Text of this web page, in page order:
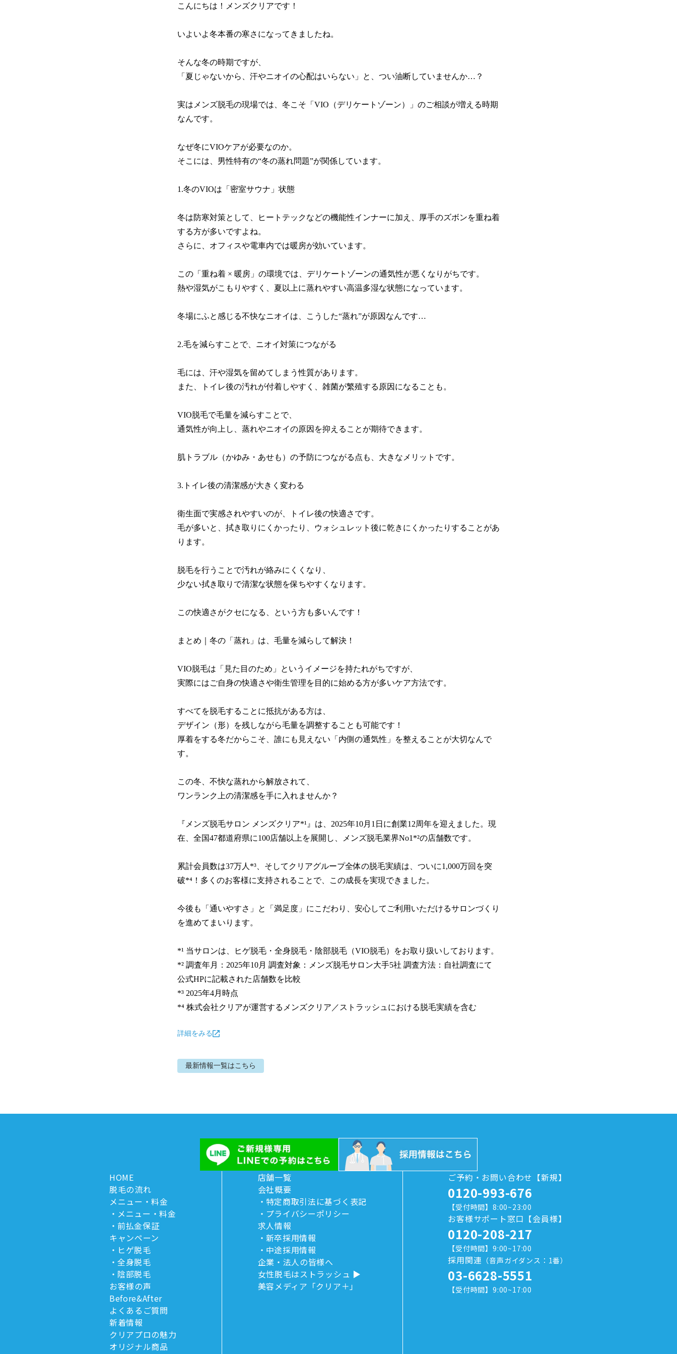
こんにちは！メンズクリアです！
いよいよ冬本番の寒さになってきましたね。
そんな冬の時期ですが、
「夏じゃないから、汗やニオイの心配はいらない」と、つい油断していませんか…？
実はメンズ脱毛の現場では、冬こそ「VIO（デリケートゾーン）」のご相談が増える時期
なんです。
なぜ冬にVIOケアが必要なのか。
そこには、男性特有の“冬の蒸れ問題”が関係しています。
1.冬のVIOは「密室サウナ」状態
冬は防寒対策として、ヒートテックなどの機能性インナーに加え、厚手のズボンを重ね着
する方が多いですよね。
さらに、オフィスや電車内では暖房が効いています。
この「重ね着 × 暖房」の環境では、デリケートゾーンの通気性が悪くなりがちです。
熱や湿気がこもりやすく、夏以上に蒸れやすい高温多湿な状態になっています。
冬場にふと感じる不快なニオイは、こうした“蒸れ”が原因なんです…
2.毛を減らすことで、ニオイ対策につながる
毛には、汗や湿気を留めてしまう性質があります。
また、トイレ後の汚れが付着しやすく、雑菌が繁殖する原因になることも。
VIO脱毛で毛量を減らすことで、
通気性が向上し、蒸れやニオイの原因を抑えることが期待できます。
肌トラブル（かゆみ・あせも）の予防につながる点も、大きなメリットです。
3.トイレ後の清潔感が大きく変わる
衛生面で実感されやすいのが、トイレ後の快適さです。
毛が多いと、拭き取りにくかったり、ウォシュレット後に乾きにくかったりすることがあ
ります。
脱毛を行うことで汚れが絡みにくくなり、
少ない拭き取りで清潔な状態を保ちやすくなります。
この快適さがクセになる、という方も多いんです！
まとめ｜冬の「蒸れ」は、毛量を減らして解決！
VIO脱毛は「見た目のため」というイメージを持たれがちですが、
実際にはご自身の快適さや衛生管理を目的に始める方が多いケア方法です。
すべてを脱毛することに抵抗がある方は、
デザイン（形）を残しながら毛量を調整することも可能です！
厚着をする冬だからこそ、誰にも見えない「内側の通気性」を整えることが大切なんで
す。
この冬、不快な蒸れから解放されて、
ワンランク上の清潔感を手に入れませんか？
『メンズ脱毛サロン メンズクリア*¹』は、2025年10月1日に創業12周年を迎えました。現
在、全国47都道府県に100店舗以上を展開し、メンズ脱毛業界No1*²の店舗数です。
累計会員数は37万人*³、そしてクリアグループ全体の脱毛実績は、ついに1,000万回を突
破*⁴！多くのお客様に支持されることで、この成長を実現できました。
今後も「通いやすさ」と「満足度」にこだわり、安心してご利用いただけるサロンづくり
を進めてまいります。
*¹ 当サロンは、ヒゲ脱毛・全身脱毛・陰部脱毛（VIO脱毛）をお取り扱いしております。
*² 調査年月：2025年10月 調査対象：メンズ脱毛サロン大手5社 調査方法：自社調査にて
公式HPに記載された店舗数を比較
*³ 2025年4月時点
*⁴ 株式会社クリアが運営するメンズクリア／ストラッシュにおける脱毛実績を含む
詳細をみる
最新情報一覧はこちら
HOME
脱毛の流れ
メニュー・料金
メニュー・料金
前払金保証
キャンペーン
ヒゲ脱毛
全身脱毛
陰部脱毛
お客様の声
Before&After
よくあるご質問
新着情報
クリアプロの魅力
オリジナル商品
店舗一覧
会社概要
特定商取引法に基づく表記
プライバシーポリシー
求人情報
新卒採用情報
中途採用情報
企業・法人の皆様へ
女性脱毛はストラッシュ
美容メディア「クリア＋」
ご予約・お問い合わせ【新規】
0120-993-676
【受付時間】8:00~23:00
お客様サポート窓口【会員様】
0120-208-217
【受付時間】9:00~17:00
採用関連 （音声ガイダンス：1番）
03-6628-5551
【受付時間】9:00~17:00